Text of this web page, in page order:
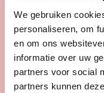
We gebruiken
personaliseren, om
en om ons
informatie over uw
partners voor social
partners kunnen
Huishoudelijk
en Wolvega
Nog 6 dagen